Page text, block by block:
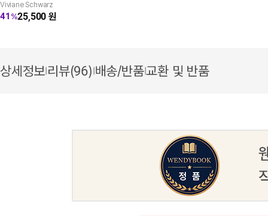
Viviane Schwarz
41 %25,500원
상세정보|리뷰(96)|배송/반품|교환 및 반품